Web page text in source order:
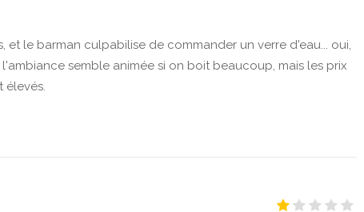
et le barman culpabilise de commander un verre d'eau... oui,
semble animée si on boit beaucoup, mais les prix
élevés.